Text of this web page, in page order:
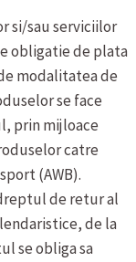
si/sau serviciilor
obligatie de plata
modalitatea de
se face
prin mijloace
catre
(AWB).
de retur al
de la
se obliga sa